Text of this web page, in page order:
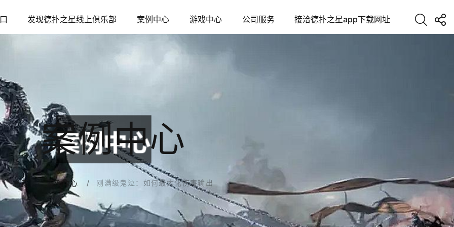
发现德扑之星线上俱乐部 案例中心 游戏中心 公司服务 接洽德扑之星app下载网址
案例中心
首页 案例中心 刚满级鬼泣：如何最大化伤害输出